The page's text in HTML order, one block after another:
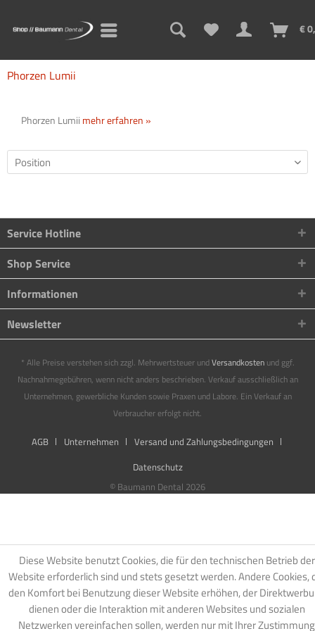
€
Phorzen Lumii
Phorzen Lumii mehr erfahren »
Service Hotline
Shop Service
Informationen
Newsletter
* Alle Preise verstehen sich zzgl. Mehrwertsteuer undVersandkostenund ggf.
Nachnahmegebühren, wenn nicht anders beschrieben. Verkauf ausschließlich an
Unternehmen, gewerbliche Kunden sowie Praxen und Labore. Ein Verkauf an
Verbraucher erfolgt nicht.
AGB Unternehmen
Versand und Zahlungsbedingungen
Datenschutz
© Baumann Dental 2026
Diese Website benutzt Cookies, die für den technischen Betrieb der
Website erforderlich sind und stets gesetzt werden. Andere Cookies,
den Komfort bei Benutzung dieser Website erhöhen, der
dienen oder die Interaktion mit anderen Websites und sozialen
Netzwerken vereinfachen sollen, werden nur mit Ihrer Zustimmung